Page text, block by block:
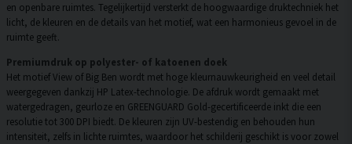
en openbare ruimtes. Tegelijkertijd versterkt de hoogwaardige druktechniek het
licht, de kleuren en de details van het motief, wat een harmonieus gevoel in de
ruimte geeft.
Premiumdruk op polyester- of katoenen doek
Het motief View of Big Ben wordt met hoge kleurnauwkeurigheid en veel detail
weergegeven dankzij HP Latex-technologie. De afdruk wordt gemaakt met
watergedragen, geurloze en GREENGUARD Gold-gecertificeerde inkt die een
resolutie tot 300 DPI biedt. De kleuren zijn UV-bestendig en behouden hun
intensiteit, zelfs in lichte ruimtes, waardoor het schilderij geschikt is voor zowel